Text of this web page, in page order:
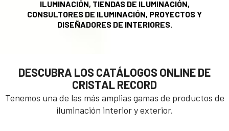
ILUMINACIÓN, TIENDAS DE ILUMINACIÓN,
CONSULTORES DE ILUMINACIÓN, PROYECTOS Y
DISEÑADORES DE INTERIORES.
DESCUBRA LOS CATÁLOGOS ONLINE DE
CRISTAL RECORD
Tenemos una de las más amplias gamas de productos de
iluminación interior y exterior.